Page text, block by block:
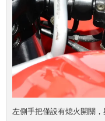
左側手把僅設有熄火開關，